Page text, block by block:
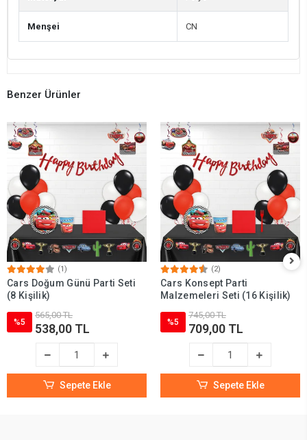
Menşei CN
Benzer Ürünler
(1)
Cars Doğum Günü Parti Seti
(8 Kişilik)
%5
565,00 TL
538,00 TL
Sepete Ekle
(2)
Cars Konsept Parti
Malzemeleri Seti (16 Kişilik)
%5
745,00 TL
709,00 TL
Sepete Ekle